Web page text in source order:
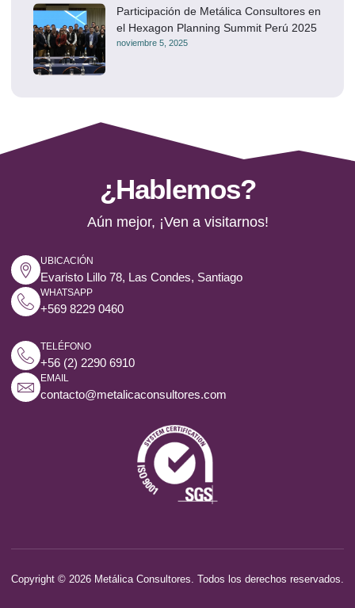
Participación de Metálica Consultores en
el Hexagon Planning Summit Perú 2025
noviembre 5, 2025
¿Hablemos?
Aún mejor, ¡Ven a visitarnos!
UBICACIÓN
Evaristo Lillo 78, Las Condes, Santiago
WHATSAPP
+569 8229 0460
TELÉFONO
+56 (2) 2290 6910
EMAIL
contacto@metalicaconsultores.com
Copyright © 2026 Metálica Consultores. Todos los derechos reservados.